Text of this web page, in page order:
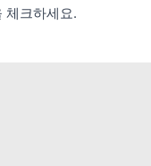
체크하세요.